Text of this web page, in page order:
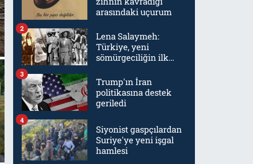
arasındaki uçurum
Lena Salaymeh:
Türkiye, yeni
sömürgeciliğin ilk
2
Trump'ın İran
politikasına destek
geriledi
3
Siyonist gaspçılardan
Suriye'ye yeni işgal
hamlesi
4